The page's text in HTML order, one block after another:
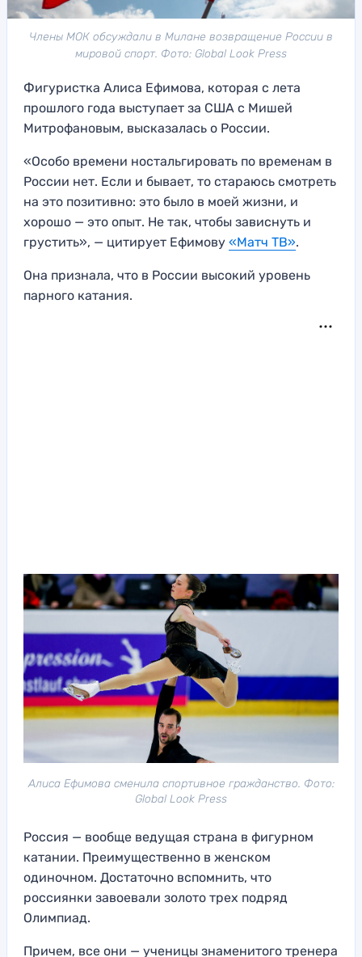
Члены МОК обсуждали в Милане возвращение России в
мировой спорт. Фото: Global Look Press
Фигуристка Алиса Ефимова, которая с лета
прошлого года выступает за США с Мишей
Митрофановым, высказалась о России.
«Особо времени ностальгировать по временам в
России нет. Если и бывает, то стараюсь смотреть
на это позитивно: это было в моей жизни, и
хорошо — это опыт. Не так, чтобы зависнуть и
грустить», — цитирует Ефимову «Матч ТВ».
Она признала, что в России высокий уровень
парного катания.
Алиса Ефимова сменила спортивное гражданство. Фото:
Global Look Press
Россия — вообще ведущая страна в фигурном
катании. Преимущественно в женском
одиночном. Достаточно вспомнить, что
россиянки завоевали золото трех подряд
Олимпиад.
Причем, все они — ученицы знаменитого тренера